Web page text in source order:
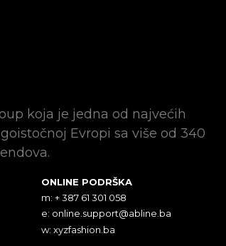
koja je jedna od najvećih
Evropi sa više od 340
ONLINE PODRŠKA
m: + 387 61 301 058
e: online.support@abline.ba
w: xyzfashion.ba